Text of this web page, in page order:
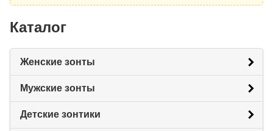
Каталог
Женские зонты
Мужские зонты
Детские зонтики